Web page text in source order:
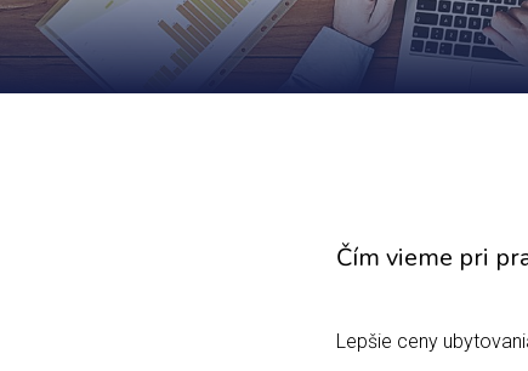
Čím vieme pri
Lepšie ceny